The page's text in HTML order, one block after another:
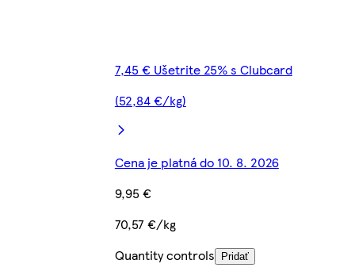
7,45 € Ušetrite 25% s Clubcard
(52,84 €/kg)
Cena je platná do 10. 8. 2026
9,95 €
70,57 €/kg
Quantity controls
Pridať